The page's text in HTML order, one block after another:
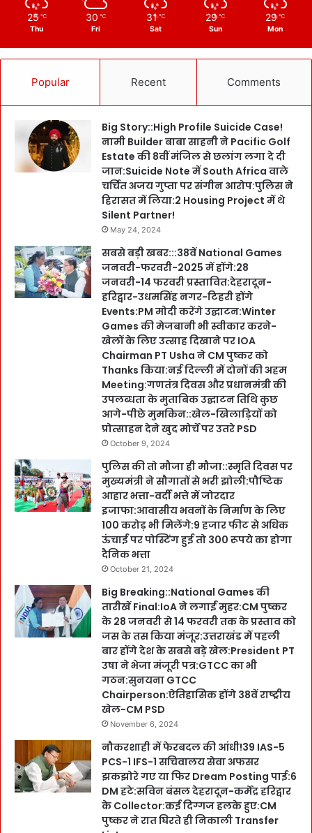
25 ℃
Thu
30 ℃
Fri
31 ℃
Sat
29 ℃
Sun
29 ℃
Mon
Popular Recent Comments
Big Story::High Profile Suicide Case!
नामी Builder बाबा साहनी ने Pacific Golf
Estate की 8वीं मंजिल से छलांग लगा दे दी
जान:Suicide Note में South Africa वाले
चर्चित अजय गुप्ता पर संगीन आरोप:पुलिस ने
हिरासत में लिया:2 Housing Project में थे
Silent Partner!
May 24, 2024
सबसे बड़ी खबर:::38वें National Games
जनवरी-फरवरी-2025 में होंगे:28
जनवरी-14 फरवरी प्रस्तावित:देहरादून-
हरिद्वार-उधमसिंह नगर-टिहरी होंगे
Events:PM मोदी करेंगे उद्घाटन:Winter
Games की मेजबानी भी स्वीकार करने-
खेलों के लिए उत्साह दिखाने पर IOA
Chairman PT Usha ने CM पुष्कर को
Thanks किया:नई दिल्ली में दोनों की अहम
Meeting:गणतंत्र दिवस और प्रधानमंत्री की
उपलब्धता के मुताबिक उद्घाटन तिथि कुछ
आगे-पीछे मुमकिन::खेल-खिलाड़ियों को
प्रोत्साहन देने खुद मोर्चे पर उतरे PSD
October 9, 2024
पुलिस की तो मौजा ही मौजा::स्मृति दिवस पर
मुख्यमंत्री ने सौगातों से भरी झोली:पौष्टिक
आहार भत्ता-वर्दी भत्ते में जोरदार
इजाफा:आवासीय भवनों के निर्माण के लिए
100 करोड़ भी मिलेंगे:9 हजार फीट से अधिक
ऊंचाई पर पोस्टिंग हुई तो 300 रूपये का होगा
दैनिक भत्ता
October 21, 2024
Big Breaking::National Games की
तारीखें Final:IoA ने लगाईं मुहर:CM पुष्कर
के 28 जनवरी से 14 फरवरी तक के प्रस्ताव को
जस के तस किया मंजूर:उत्तराखंड में पहली
बार होंगे देश के सबसे बड़े खेल:President PT
उषा ने भेजा मंजूरी पत्र:GTCC का भी
गठन:सुनयना GTCC
Chairperson:ऐतिहासिक होंगे 38वें राष्ट्रीय
खेल-CM PSD
November 6, 2024
नौकरशाही में फेरबदल की आंधी!39 IAS-5
PCS-1 IFS-1 सचिवालय सेवा अफसर
झकझोरे गए या फिर Dream Posting पाई:6
DM हटे:सविन बंसल देहरादून-कर्मेंद्र हरिद्वार
के Collector:कई दिग्गज हलके हुए:CM
पुष्कर ने रात घिरते ही निकाली Transfer